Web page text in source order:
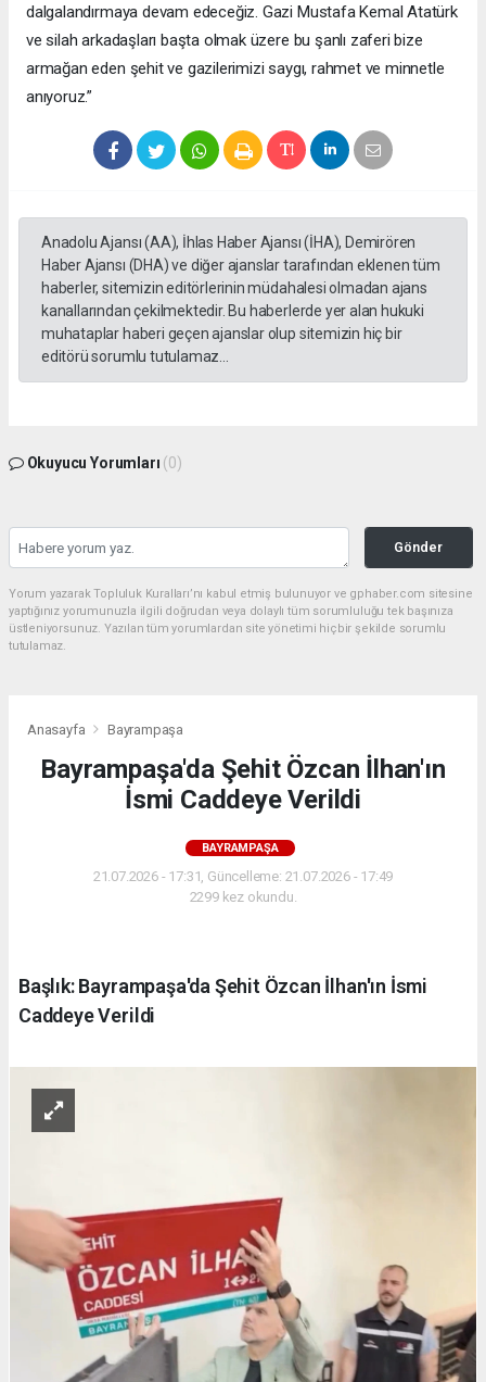
dalgalandırmaya devam edeceğiz. Gazi Mustafa Kemal Atatürk
ve silah arkadaşları başta olmak üzere bu şanlı zaferi bize
armağan eden şehit ve gazilerimizi saygı, rahmet ve minnetle
anıyoruz.”
Anadolu Ajansı (AA), İhlas Haber Ajansı (İHA), Demirören
Haber Ajansı (DHA) ve diğer ajanslar tarafından eklenen tüm
haberler, sitemizin editörlerinin müdahalesi olmadan ajans
kanallarından çekilmektedir. Bu haberlerde yer alan hukuki
muhataplar haberi geçen ajanslar olup sitemizin hiç bir
editörü sorumlu tutulamaz...
Okuyucu Yorumları (0)
Gönder
Yorum yazarak Topluluk Kuralları’nı kabul etmiş bulunuyor ve gphaber.com sitesine
yaptığınız yorumunuzla ilgili doğrudan veya dolaylı tüm sorumluluğu tek başınıza
üstleniyorsunuz. Yazılan tüm yorumlardan site yönetimi hiçbir şekilde sorumlu
tutulamaz.
Anasayfa Bayrampaşa
Bayrampaşa'da Şehit Özcan İlhan'ın
İsmi Caddeye Verildi
BAYRAMPAŞA
21.07.2026 - 17:31, Güncelleme: 21.07.2026 - 17:49
2299 kez okundu.
Başlık: Bayrampaşa'da Şehit Özcan İlhan'ın İsmi
Caddeye Verildi